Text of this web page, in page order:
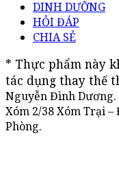
DINH DƯỠNG
HỎI ĐÁP
CHIA SẺ
* Thực phẩm này
tác dụng thay thế
Nguyễn Đình
Xóm 2/38 Xóm Trại
Phòng.